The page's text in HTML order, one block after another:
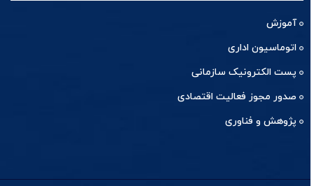
آموزش
اتوماسیون اداری
پست الکترونیک سازمانی
صدور مجوز فعالیت اقتصادی
پژوهش و فناوری